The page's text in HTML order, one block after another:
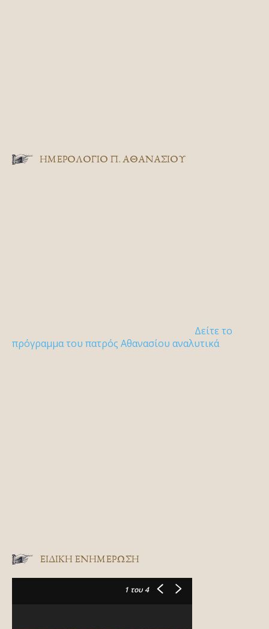
ΗΜΕΡΟΛΟΓΙΟ Π. ΑΘΑΝΑΣΙΟΥ
Δείτε το
πρόγραμμα του πατρός Αθανασίου αναλυτικά
ΕΙΔΙΚΉ ΕΝΗΜΈΡΩΣΗ
1 του 4